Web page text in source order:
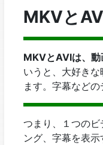
MKVと
MKVとAVIは、動
いうと、大好き
ます。字幕などの
つまり、１つの
ング、字幕を表